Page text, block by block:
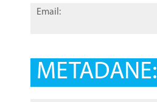
Email:
METADANE: